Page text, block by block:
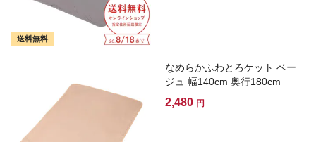
送料無料
なめらかふわとろケット ベー
ジュ 幅140cm 奥行180cm
2,480 円